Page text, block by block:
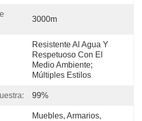
3000m
Resistente Al Agua Y
Respetuoso Con El
Medio Ambiente;
Múltiples Estilos
99%
Muebles, Armarios,